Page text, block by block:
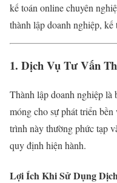
kế toán online chuyên
thành lập doanh nghiệp,
1. Dịch Vụ Tư Vấn
Thành lập doanh nghiệp là
móng cho sự phát triển
trình này thường phức tạp
quy định hiện hành.
Lợi Ích Khi Sử Dụng